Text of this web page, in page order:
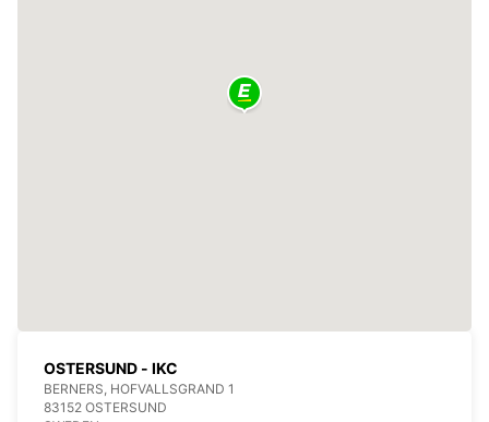
OSTERSUND - IKC
BERNERS, HOFVALLSGRAND 1
83152 OSTERSUND